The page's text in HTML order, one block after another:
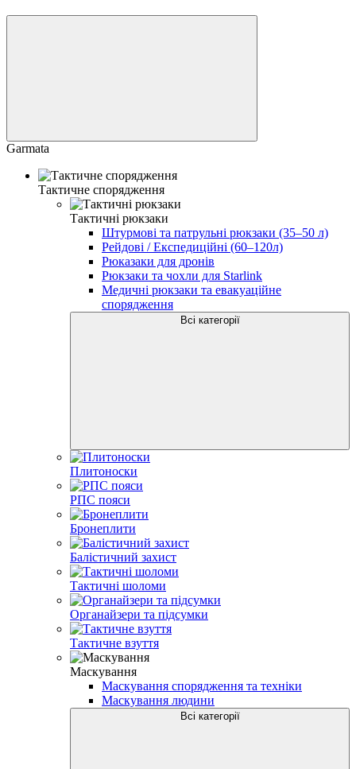
Garmata
Тактичне спорядження
Тактичні рюкзаки
Штурмові та патрульні рюкзаки (35–50 л)
Рейдові / Експедиційні (60–120л)
Рюказаки для дронів
Рюкзаки та чохли для Starlink
Медичні рюкзаки та евакуаційне
спорядження
Всі категорії
Плитоноски
РПС пояси
Бронеплити
Балістичний захист
Тактичні шоломи
Органайзери та підсумки
Тактичне взуття
Маскування
Маскування спорядження та техніки
Маскування людини
Всі категорії